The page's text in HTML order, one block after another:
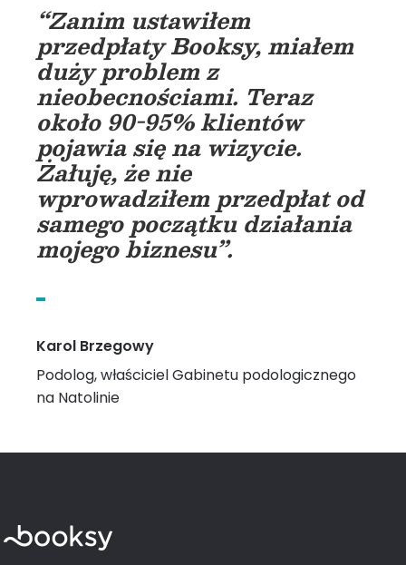
“Zanim ustawiłem
przedpłaty Booksy, miałem
duży problem z
nieobecnościami. Teraz
około 90-95% klientów
pojawia się na wizycie.
Żałuję, że nie
wprowadziłem przedpłat od
samego początku działania
mojego biznesu”.
Karol Brzegowy
Podolog, właściciel Gabinetu podologicznego
na Natolinie